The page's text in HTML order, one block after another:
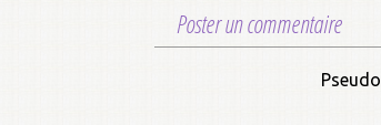
Poster un commentaire
Pseudo